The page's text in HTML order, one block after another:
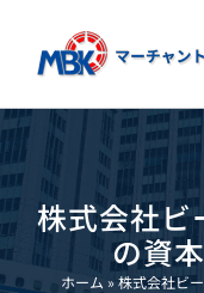
content
株式会社ビ
の資
ホーム »株式会社ビ